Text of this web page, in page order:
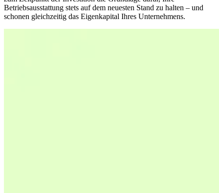
Betriebsausstattung stets auf dem neuesten Stand zu halten – und
schonen gleichzeitig das Eigenkapital Ihres Unternehmens.